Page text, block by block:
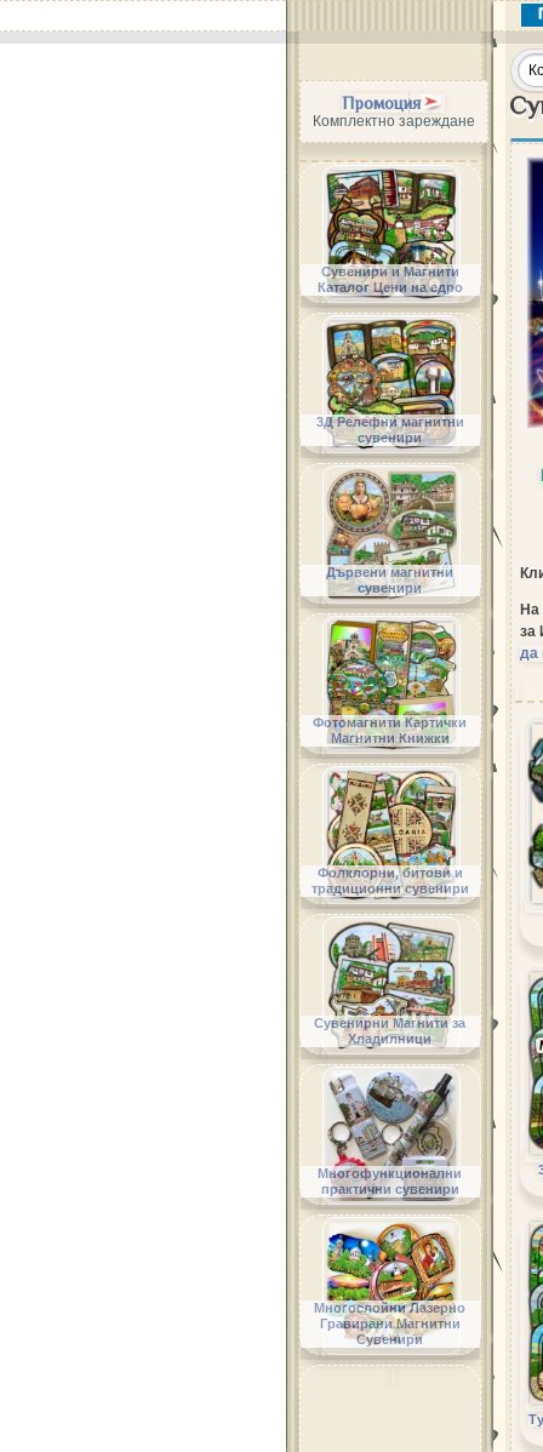
На
за
да
Промоция
Комплектно зареждане
Сувенири и Магнити
Каталог Цени на едро
3Д Релефни магнитни
сувенири
Дървени магнитни
сувенири
Фотомагнити Картички
Магнитни Книжки
Фолклорни, битови и
традиционни сувенири
Сувенирни Магнити за
Хладилници
Многофункционални
практични сувенири
Многослойни Лазерно
Гравирани Магнитни
Сувенири